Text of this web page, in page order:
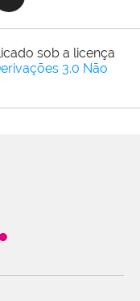
sob a licença
3.0 Não